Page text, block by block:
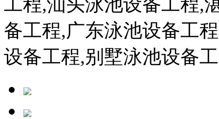
备工程,广东泳池设备工
设备工程,别墅泳池设备